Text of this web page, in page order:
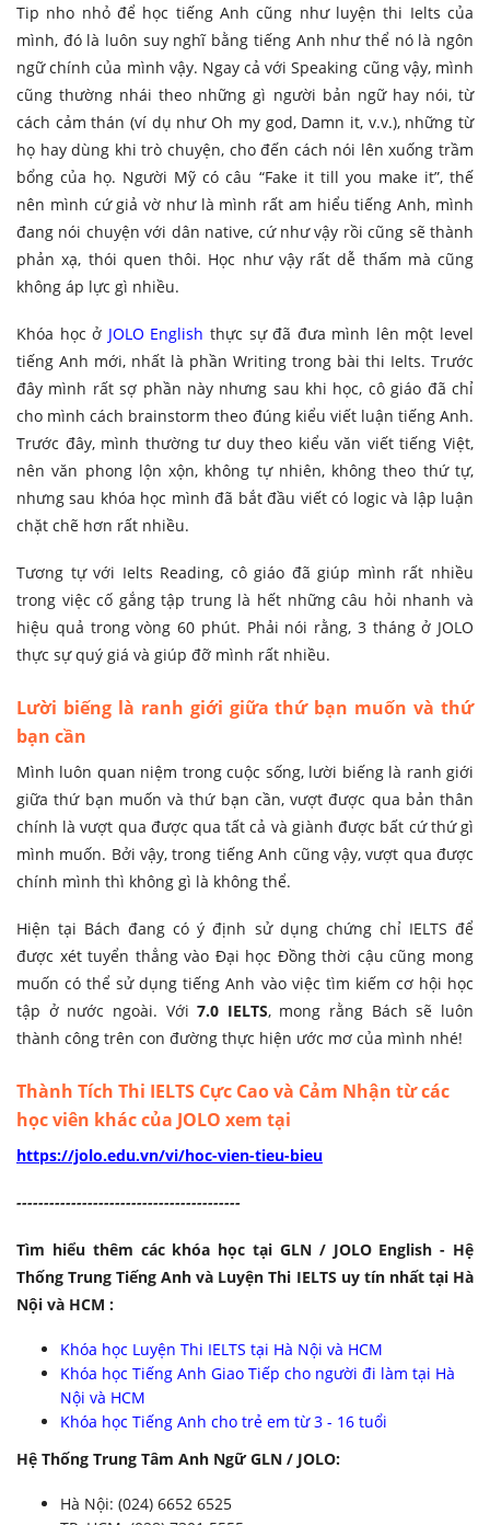
Tip nho nhỏ để học tiếng Anh cũng như luyện thi Ielts của
mình, đó là luôn suy nghĩ bằng tiếng Anh như thể nó là ngôn
ngữ chính của mình vậy. Ngay cả với Speaking cũng vậy, mình
cũng thường nhái theo những gì người bản ngữ hay nói, từ
cách cảm thán (ví dụ như Oh my god, Damn it, v.v.), những từ
họ hay dùng khi trò chuyện, cho đến cách nói lên xuống trầm
bổng của họ. Người Mỹ có câu “Fake it till you make it”, thế
nên mình cứ giả vờ như là mình rất am hiểu tiếng Anh, mình
đang nói chuyện với dân native, cứ như vậy rồi cũng sẽ thành
phản xạ, thói quen thôi. Học như vậy rất dễ thấm mà cũng
không áp lực gì nhiều.
Khóa học ở JOLO English thực sự đã đưa mình lên một level
tiếng Anh mới, nhất là phần Writing trong bài thi Ielts. Trước
đây mình rất sợ phần này nhưng sau khi học, cô giáo đã chỉ
cho mình cách brainstorm theo đúng kiểu viết luận tiếng Anh.
Trước đây, mình thường tư duy theo kiểu văn viết tiếng Việt,
nên văn phong lộn xộn, không tự nhiên, không theo thứ tự,
nhưng sau khóa học mình đã bắt đầu viết có logic và lập luận
chặt chẽ hơn rất nhiều.
Tương tự với Ielts Reading, cô giáo đã giúp mình rất nhiều
trong việc cố gắng tập trung là hết những câu hỏi nhanh và
hiệu quả trong vòng 60 phút. Phải nói rằng, 3 tháng ở JOLO
thực sự quý giá và giúp đỡ mình rất nhiều.
Lười biếng là ranh giới giữa thứ bạn muốn và thứ
bạn cần
Mình luôn quan niệm trong cuộc sống, lười biếng là ranh giới
giữa thứ bạn muốn và thứ bạn cần, vượt được qua bản thân
chính là vượt qua được qua tất cả và giành được bất cứ thứ gì
mình muốn. Bởi vậy, trong tiếng Anh cũng vậy, vượt qua được
chính mình thì không gì là không thể.
Hiện tại Bách đang có ý định sử dụng chứng chỉ IELTS để
được xét tuyển thẳng vào Đại học Đồng thời cậu cũng mong
muốn có thể sử dụng tiếng Anh vào việc tìm kiếm cơ hội học
tập ở nước ngoài. Với 7.0 IELTS, mong rằng Bách sẽ luôn
thành công trên con đường thực hiện ước mơ của mình nhé!
Thành Tích Thi IELTS Cực Cao và Cảm Nhận từ các
học viên khác của JOLO xem tại
https://jolo.edu.vn/vi/hoc-vien-tieu-bieu
-----------------------------------------
Tìm hiểu thêm các khóa học tại GLN / JOLO English - Hệ
Thống Trung Tiếng Anh và Luyện Thi IELTS uy tín nhất tại Hà
Nội và HCM :
Khóa học Luyện Thi IELTS tại Hà Nội và HCM
Khóa học Tiếng Anh Giao Tiếp cho người đi làm tại Hà
Nội và HCM
Khóa học Tiếng Anh cho trẻ em từ 3 - 16 tuổi
Hệ Thống Trung Tâm Anh Ngữ GLN / JOLO:
Hà Nội: (024) 6652 6525